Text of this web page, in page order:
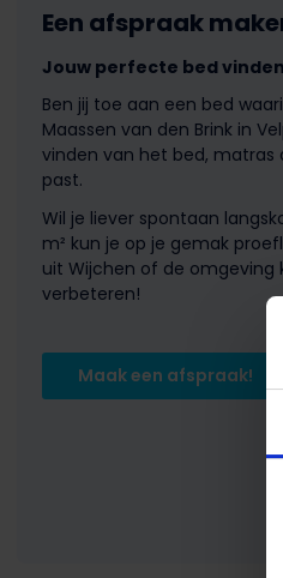
Een afspraak
Jouw perfecte bed
Ben jij toe aan een bed
Maassen van den Brink in
vinden van het bed, matras
past.
Wil je liever spontaan
m² kun je op je gemak
uit Wijchen of de omgeving
verbeteren!
Maak een afspraak!